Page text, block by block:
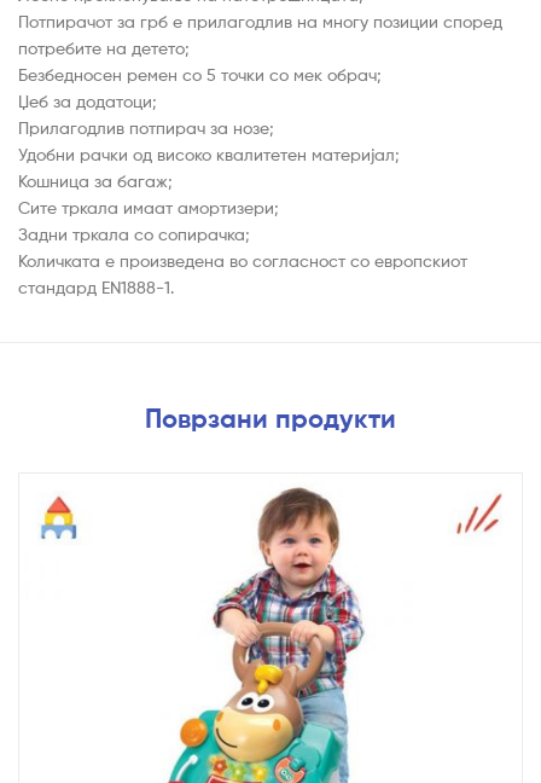
Потпирачот за грб е прилагодлив на многу позиции според
потребите на детето;
Безбедносен ремен со 5 точки со мек обрач;
Џеб за додатоци;
Прилагодлив потпирач за нозе;
Удобни рачки од високо квалитетен материјал;
Кошница за багаж;
Сите тркала имаат амортизери;
Задни тркала со сопирачка;
Количката е произведена во согласност со европскиот
стандард EN1888-1.
Поврзани продукти